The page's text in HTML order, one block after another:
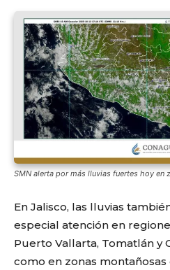
SMN alerta por más lluvias fuertes hoy en
En Jalisco, las lluvias
especial atención en
Puerto Vallarta, Tomatlán y
como en zonas